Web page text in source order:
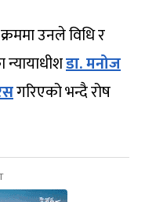
उनले विधि र
न्यायाधीशडा. मनोज
गरिएको भन्दै रोष